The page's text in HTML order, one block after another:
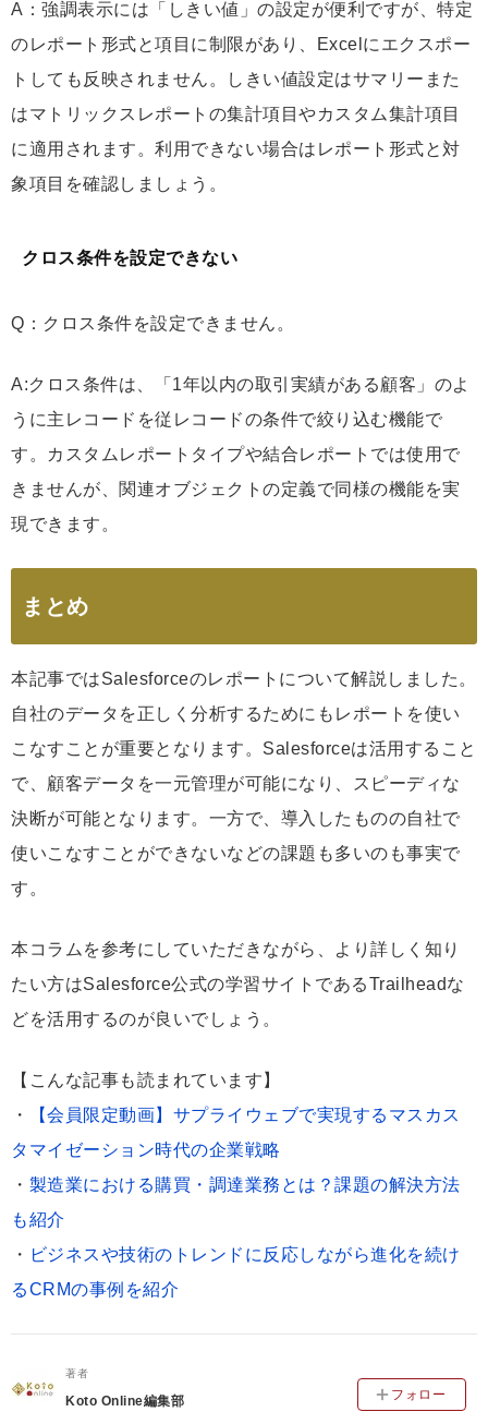
A：強調表示には「しきい値」の設定が便利ですが、特定
のレポート形式と項目に制限があり、Excelにエクスポー
トしても反映されません。しきい値設定はサマリーまた
はマトリックスレポートの集計項目やカスタム集計項目
に適用されます。利用できない場合はレポート形式と対
象項目を確認しましょう。
クロス条件を設定できない
Q：クロス条件を設定できません。
A:クロス条件は、「1年以内の取引実績がある顧客」のよ
うに主レコードを従レコードの条件で絞り込む機能で
す。カスタムレポートタイプや結合レポートでは使用で
きませんが、関連オブジェクトの定義で同様の機能を実
現できます。
まとめ
本記事ではSalesforceのレポートについて解説しました。
自社のデータを正しく分析するためにもレポートを使い
こなすことが重要となります。Salesforceは活用すること
で、顧客データを一元管理が可能になり、スピーディな
決断が可能となります。一方で、導入したものの自社で
使いこなすことができないなどの課題も多いのも事実で
す。
本コラムを参考にしていただきながら、より詳しく知り
たい方はSalesforce公式の学習サイトであるTrailheadな
どを活用するのが良いでしょう。
【こんな記事も読まれています】
・
【会員限定動画】サプライウェブで実現するマスカス
タマイゼーション時代の企業戦略
・ 製造業における購買・調達業務とは？課題の解決方法
も紹介
・ ビジネスや技術のトレンドに反応しながら進化を続け
るCRMの事例を紹介
著者
Koto Online編集部 フォロー